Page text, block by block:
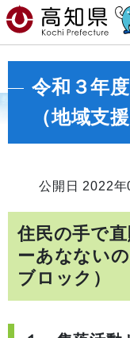
令和３年
（地域支
公開日 2022年
住民の手で
ーあなない
ブロック）